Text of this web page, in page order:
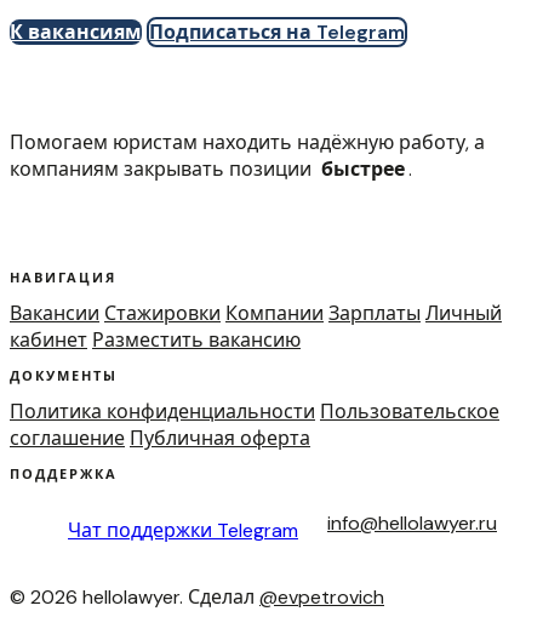
К вакансиям Подписаться на Telegram
Помогаем юристам находить надёжную работу, а
компаниям закрывать позиции быстрее.
НАВИГАЦИЯ
Вакансии Стажировки Компании Зарплаты Личный
кабинет Разместить вакансию
ДОКУМЕНТЫ
Политика конфиденциальности Пользовательское
соглашение Публичная оферта
ПОДДЕРЖКА
Чат поддержки Telegram info@hellolawyer.ru
© 2026 hellolawyer. Сделал @evpetrovich